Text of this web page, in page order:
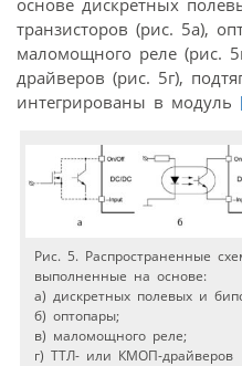
основе дискретных
транзисторов (рис. 5а),
маломощного реле (рис.
драйверов (рис. 5г),
интегрированы в модуль
Рис. 5. Распространенные
выполненные на основе:
а) дискретных полевых и
б) оптопары;
в) маломощного реле;
г) ТТЛ- или КМОП-драйверов